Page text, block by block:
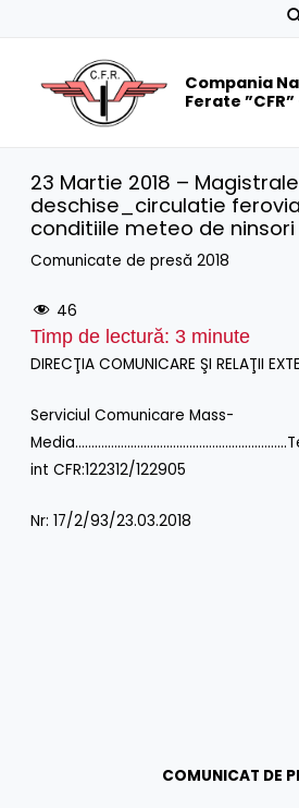
Compania
Ferate ”CFR”
23 Martie 2018 –
deschise_circulatie
conditiile meteo de
Comunicate de presă 2018
46
Timp de lectură: 3 minute
DIRECŢIA COMUNICARE ŞI RELAŢII
Serviciul Comunicare Mass-
int CFR:122312/122905
Nr: 17/2/93/23.03.2018
COMUNICAT DE